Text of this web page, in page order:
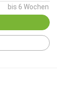
bis 6 Wochen